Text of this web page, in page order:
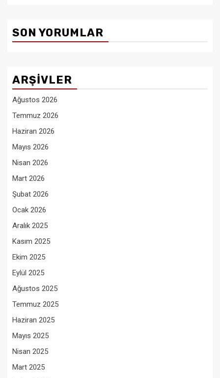
SON YORUMLAR
ARŞIVLER
Ağustos 2026
Temmuz 2026
Haziran 2026
Mayıs 2026
Nisan 2026
Mart 2026
Şubat 2026
Ocak 2026
Aralık 2025
Kasım 2025
Ekim 2025
Eylül 2025
Ağustos 2025
Temmuz 2025
Haziran 2025
Mayıs 2025
Nisan 2025
Mart 2025